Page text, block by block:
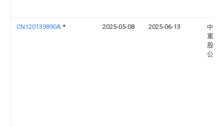
CN120139890A * 2025-05-08 2025-06-13
中国
重工
股份
公司